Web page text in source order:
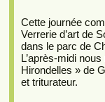
Cette journée
Verrerie d’art de
dans le parc de
L’après-midi
Hirondelles » de
et triturateur.